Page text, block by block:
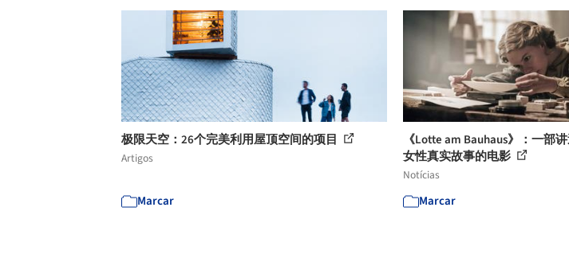
极限天空：26个完美利用屋顶空间的项目
Artigos
Marcar
《Lotte am Bauhaus》：一部
女性真实故事的电影
Notícias
Marcar